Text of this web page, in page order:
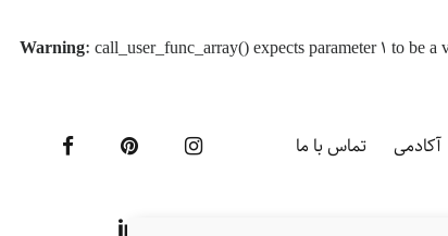
Warning: call_user_func_array() expects parameter 1 to be
آکادمی تماس با ما